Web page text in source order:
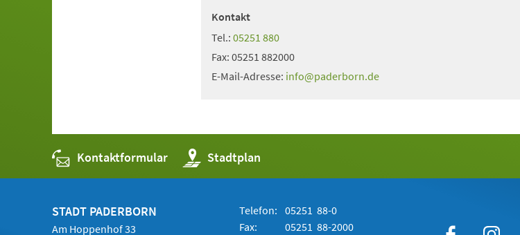
Tab)
Kontakt
Tel.: 05251 880
Fax: 05251 882000
E-Mail-Adresse: info paderborn de
Kontaktformular Stadtplan
(Öffnet
in
einem
STADT PADERBORN
Am Hoppenhof 33
Telefon: 05251 88-0
Fax:
05251 88-2000